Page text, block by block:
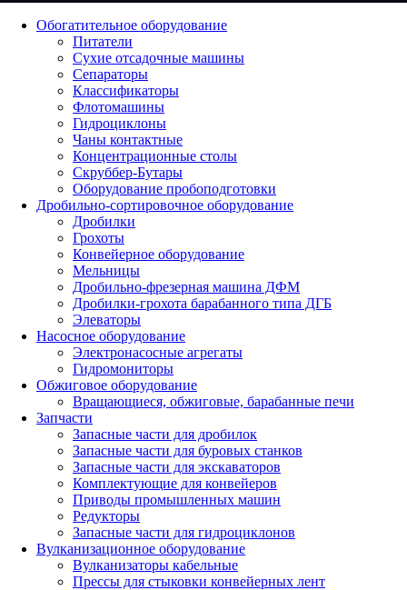
Обогатительное оборудование
Питатели
Сухие отсадочные машины
Сепараторы
Классификаторы
Флотомашины
Гидроциклоны
Чаны контактные
Концентрационные столы
Скруббер-Бутары
Оборудование пробоподготовки
Дробильно-сортировочное оборудование
Дробилки
Грохоты
Конвейерное оборудование
Мельницы
Дробильно-фрезерная машина ДФМ
Дробилки-грохота барабанного типа ДГБ
Элеваторы
Насосное оборудование
Электронасосные агрегаты
Гидромониторы
Обжиговое оборудование
Вращающиеся, обжиговые, барабанные печи
Запчасти
Запасные части для дробилок
Запасные части для буровых станков
Запасные части для экскаваторов
Комплектующие для конвейеров
Приводы промышленных машин
Редукторы
Запасные части для гидроциклонов
Вулканизационное оборудование
Вулканизаторы кабельные
Прессы для стыковки конвейерных лент